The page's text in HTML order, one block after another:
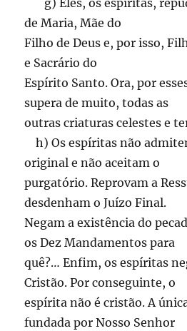
g) Eles, os espíritas,
de Maria, Mãe do
Filho de Deus e, por isso,
e Sacrário do
Espírito Santo. Ora, por
supera de muito, todas as
outras criaturas celestes e
h) Os espíritas não
original e não aceitam o
purgatório. Reprovam a
desdenham o Juízo Final.
Negam a existência do
os Dez Mandamentos para
quê?… Enfim, os espíritas
Cristão. Por conseguinte, o
espírita não é cristão. A
fundada por Nosso Senhor